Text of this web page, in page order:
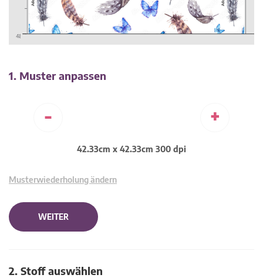
1. Muster anpassen
- +
42.33cm x 42.33cm 300 dpi
Musterwiederholung ändern
WEITER
2. Stoff auswählen